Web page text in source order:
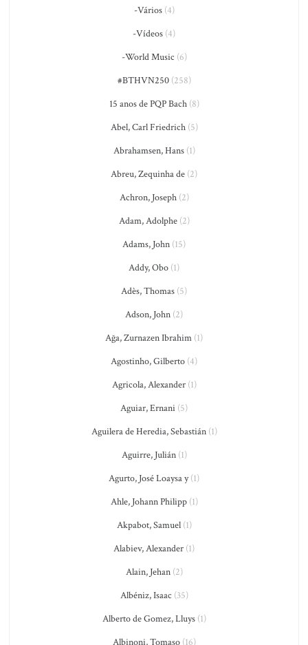
-Vários(4)
-Vídeos (4)
-World Music (6)
#BTHVN250(258)
15 anos de PQP Bach(8)
Abel, Carl Friedrich(5)
Abrahamsen, Hans(1)
Abreu, Zequinha de (2)
Achron, Joseph(2)
Adam, Adolphe(2)
Adams, John (15)
Addy, Obo (1)
Adès, Thomas (5)
Adson, John (2)
Ağa, Zurnazen Ibrahim (1)
Agostinho, Gilberto (4)
Agricola, Alexander(1)
Aguiar, Ernani (5)
Aguilera de Heredia, Sebastián(1)
Aguirre, Julián(1)
Agurto, José Loaysa y(1)
Ahle, Johann Philipp(1)
Akpabot, Samuel(1)
Alabiev, Alexander (1)
Alain, Jehan(2)
Albéniz, Isaac (35)
Alberto de Gomez, Lluys(1)
Albinoni, Tomaso(16)